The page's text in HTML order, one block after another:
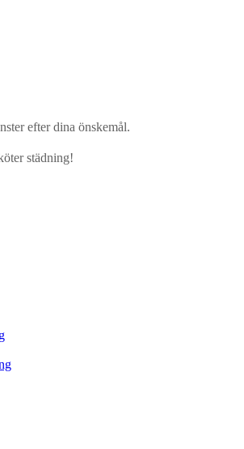
efter dina önskemål.
städning!